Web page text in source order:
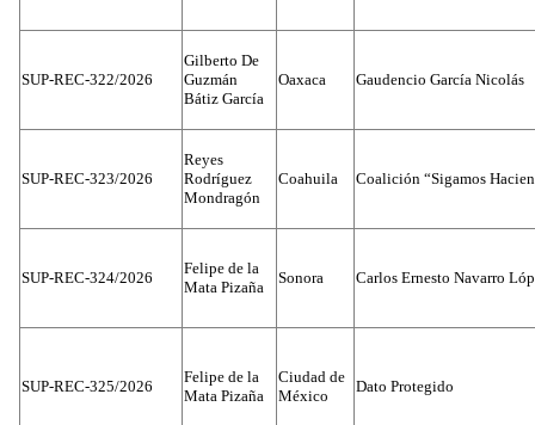
SUP-REC-322/2026
Gilberto De
Guzmán
Bátiz García
Oaxaca Gaudencio García Nicolás
SUP-REC-323/2026
Reyes
Rodríguez
Mondragón
Coahuila Coalición “Sigamos
SUP-REC-324/2026
Felipe de la
Mata Pizaña
Sonora Carlos Ernesto Navarro
SUP-REC-325/2026
Felipe de la
Mata Pizaña
Ciudad de
México
Dato Protegido